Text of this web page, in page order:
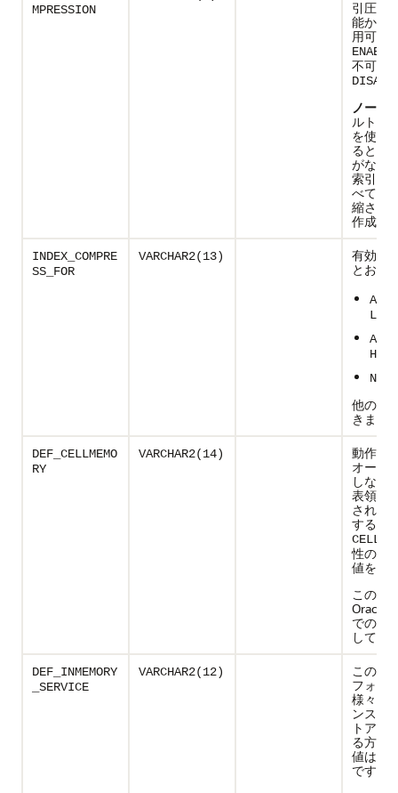
MPRESSION
引圧縮
能かど
用可能
不可は
ノート:
ルトの
を使用
ると、
がない
索引領
べての
縮され
作成さ
INDEX_COMPRE
SS_FOR
VARCHAR2(13)
有効な
とおり
LOW
HIGH
NULL
他の値
きませ
DEF_CELLMEMO
RY
VARCHAR2(14)
動作を
オーバ
しない
表領域
された
する
性のデ
値を指
この列
Oracle
での使
してい
DEF_INMEMORY
_SERVICE
VARCHAR2(12)
この表
フォル
様々な
ンスで
トアが
る方法
値は次
です: